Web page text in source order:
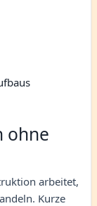
ohne
arbeitet,
Kurze